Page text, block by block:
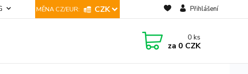
CZK Přihlášení
0 ks
za 0 CZK